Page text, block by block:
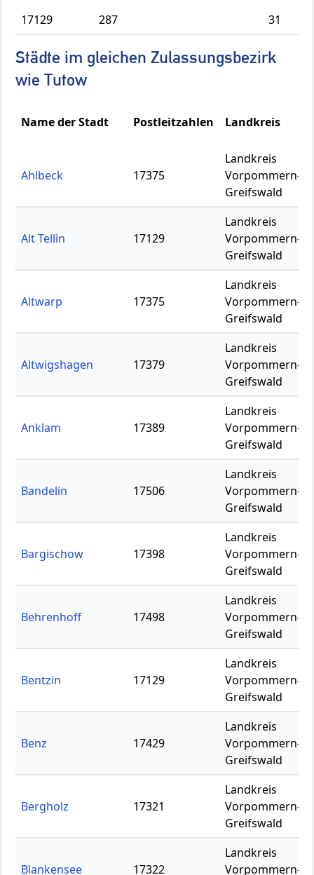
17129
287 31
Städte im gleichen Zulassungsbezirk
wie Tutow
Name der Stadt Postleitzahlen Landkreis
Ahlbeck 17375
Landkreis
Vorpommern-
Greifswald
Alt Tellin 17129
Landkreis
Vorpommern-
Greifswald
Altwarp 17375
Landkreis
Vorpommern-
Greifswald
Altwigshagen 17379
Landkreis
Vorpommern-
Greifswald
Anklam 17389
Landkreis
Vorpommern-
Greifswald
Bandelin 17506
Landkreis
Vorpommern-
Greifswald
Bargischow 17398
Landkreis
Vorpommern-
Greifswald
Behrenhoff 17498
Landkreis
Vorpommern-
Greifswald
Bentzin 17129
Landkreis
Vorpommern-
Greifswald
Benz 17429
Landkreis
Vorpommern-
Greifswald
Bergholz 17321
Landkreis
Vorpommern-
Greifswald
Blankensee 17322
Landkreis
Vorpommern-